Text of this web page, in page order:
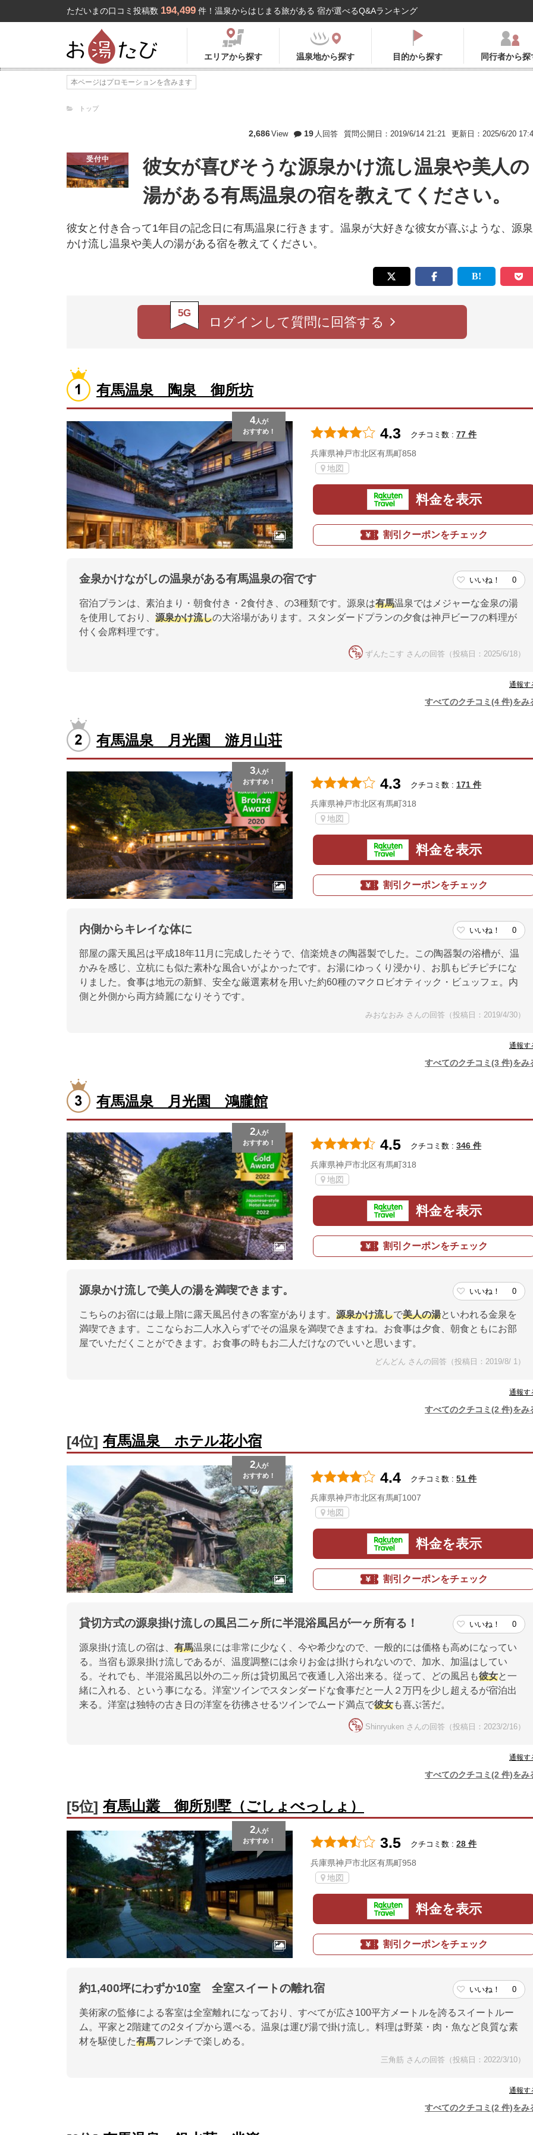
ただいまの口コミ投稿数 194,499 件！温泉からはじまる旅がある 宿が選べるQ&Aランキング
エリアから探す 温泉地から探す 目的から探す 同行者から探
本ページはプロモーションを含みます
トップ
2,686View 19 人回答 質問公開日：2019/6/14 21:21 更新日：2025/6/20
受付中
彼女が喜びそうな源泉かけ流し温泉や美人の
湯がある有馬温泉の宿を教えてください。
彼女と付き合って1年目の記念日に有馬温泉に行きます。温泉が大好きな彼女が喜ぶような、源泉
かけ流し温泉や美人の湯がある宿を教えてください。
5G
ログインして質問に回答する
有馬温泉 陶泉 御所坊
4人が
おすすめ！
4.3 クチコミ数 : 77 件
兵庫県神戸市北区有馬町858
地図
料金を表示
割引クーポンをチェック
金泉かけながしの温泉がある有馬温泉の宿です いいね！ 0
宿泊プランは、素泊まり・朝食付き・2食付き、の3種類です。源泉は有馬温泉ではメジャーな金泉の湯
を使用しており、 源泉かけ流しの大浴場があります。スタンダードプランの夕食は神戸ビーフの料理が
付く会席料理です。
ずんたこす さんの回答（投稿日：2025/6/18）
通報す
すべてのクチコミ(4 件)をみ
有馬温泉 月光園 游月山荘
3人が
おすすめ！
4.3 クチコミ数 : 171 件
兵庫県神戸市北区有馬町318
地図
料金を表示
割引クーポンをチェック
内側からキレイな体に いいね！ 0
部屋の露天風呂は平成18年11月に完成したそうで、信楽焼きの陶器製でした。この陶器製の浴槽が、温
かみを感じ、立杭にも似た素朴な風合いがよかったです。お湯にゆっくり浸かり、お肌もピチピチにな
りました。食事は地元の新鮮、安全な厳選素材を用いた約60種のマクロビオティック・ビュッフェ。内
側と外側から両方綺麗になりそうです。
みおなおみ さんの回答（投稿日：2019/4/30）
通報す
すべてのクチコミ(3 件)をみ
有馬温泉 月光園 鴻朧館
2人が
おすすめ！
4.5 クチコミ数 : 346 件
兵庫県神戸市北区有馬町318
地図
料金を表示
割引クーポンをチェック
源泉かけ流しで美人の湯を満喫できます。 いいね！ 0
こちらのお宿には最上階に露天風呂付きの客室があります。 源泉かけ流しで美人の湯といわれる金泉を
満喫できます。ここならお二人水入らずでその温泉を満喫できますね。お食事は夕食、朝食ともにお部
屋でいただくことができます。お食事の時もお二人だけなのでいいと思います。
どんどん さんの回答（投稿日：2019/8/ 1）
通報す
すべてのクチコミ(2 件)をみ
[4位] 有馬温泉 ホテル花小宿
2人が
おすすめ！
4.4 クチコミ数 : 51 件
兵庫県神戸市北区有馬町1007
地図
料金を表示
割引クーポンをチェック
貸切方式の源泉掛け流しの風呂二ヶ所に半混浴風呂が一ヶ所有る！ いいね！ 0
源泉掛け流しの宿は、 有馬温泉には非常に少なく、今や希少なので、一般的には価格も高めになってい
る。当宿も源泉掛け流しであるが、温度調整には余りお金は掛けられないので、加水、加温はしてい
る。それでも、半混浴風呂以外の二ヶ所は貸切風呂で夜通し入浴出来る。従って、どの風呂も彼女と一
緒に入れる、という事になる。洋室ツインでスタンダードな食事だと一人２万円を少し超えるが宿泊出
来る。洋室は独特の古き日の洋室を彷彿させるツインでムード満点で彼女も喜ぶ筈だ。
Shinryuken さんの回答（投稿日：2023/2/16）
通報す
すべてのクチコミ(2 件)をみ
[5位] 有馬山叢 御所別墅（ごしょべっしょ）
2人が
おすすめ！
3.5 クチコミ数 : 28 件
兵庫県神戸市北区有馬町958
地図
料金を表示
割引クーポンをチェック
約1,400坪にわずか10室 全室スイートの離れ宿 いいね！ 0
美術家の監修による客室は全室離れになっており、すべてが広さ100平方メートルを誇るスイートルー
ム。平家と2階建ての2タイプから選べる。温泉は運び湯で掛け流し。料理は野菜・肉・魚など良質な素
材を駆使した有馬フレンチで楽しめる。
三角筋 さんの回答（投稿日：2022/3/10）
通報す
すべてのクチコミ(2 件)をみ